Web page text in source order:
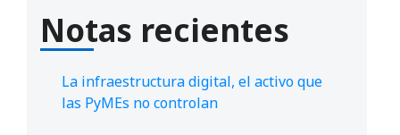
Notas recientes
La infraestructura digital, el activo que
las PyMEs no controlan